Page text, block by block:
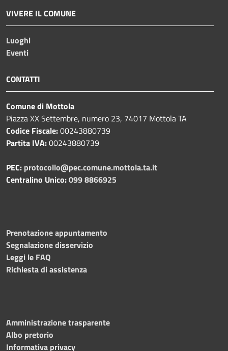
VIVERE IL COMUNE
Luoghi
Eventi
CONTATTI
Comune di Mottola
Piazza XX Settembre, numero 23, 74017 Mottola TA
Codice Fiscale:00243880739
Partita IVA:00243880739
PEC: protocollo@pec.comune.mottola.ta.it
Centralino Unico:099 8866925
Prenotazione appuntamento
Segnalazione disservizio
Leggi le FAQ
Richiesta di assistenza
Amministrazione trasparente
Albo pretorio
Informativa privacy